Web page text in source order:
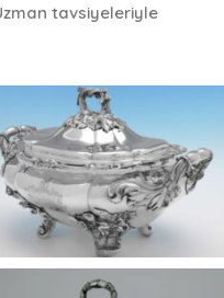
tavsiyeleriyle